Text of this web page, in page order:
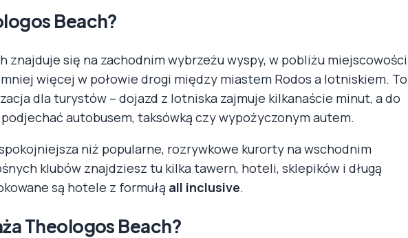
Beach?
znajduje się na zachodnim wybrzeżu wyspy, w pobliżu miejscowości
więcej w połowie drogi między miastem Rodos a lotniskiem. To
dla turystów – dojazd z lotniska zajmuje kilkanaście minut, a do
autobusem, taksówką czy wypożyczonym autem.
niż popularne, rozrywkowe kurorty na wschodnim
klubów znajdziesz tu kilka tawern, hoteli, sklepików i długą
są hotele z formułą all inclusive.
Theologos Beach?